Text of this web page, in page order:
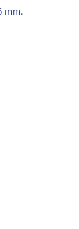
mm.